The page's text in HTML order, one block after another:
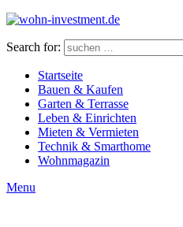
Search for:
Startseite
Bauen & Kaufen
Garten & Terrasse
Leben & Einrichten
Mieten & Vermieten
Technik & Smarthome
Wohnmagazin
Menu